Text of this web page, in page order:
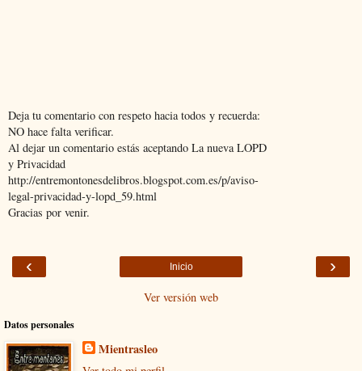
Deja tu comentario con respeto hacia todos y recuerda:
NO hace falta verificar.
Al dejar un comentario estás aceptando La nueva LOPD
y Privacidad
http://entremontonesdelibros.blogspot.com.es/p/aviso-
legal-privacidad-y-lopd_59.html
Gracias por venir.
‹ ›
Inicio
Ver versión web
Datos personales
Mientrasleo